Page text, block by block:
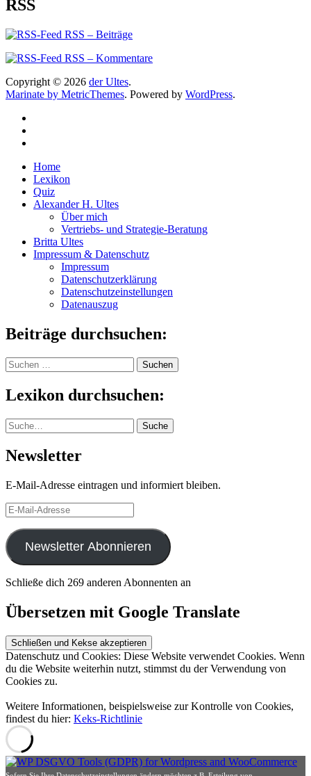
RSS
RSS – Beiträge
RSS – Kommentare
Copyright © 2026 der Ultes.
Marinate by MetricThemes. Powered by WordPress.
Home
Lexikon
Quiz
Alexander H. Ultes
Über mich
Vertriebs- und Strategie-Beratung
Britta Ultes
Impressum & Datenschutz
Impressum
Datenschutzerklärung
Datenschutzeinstellungen
Datenauszug
Beiträge durchsuchen:
Suchen
nach:
Lexikon durchsuchen:
Suche Suche
Newsletter
E-Mail-Adresse eintragen und informiert bleiben.
E-
Mail-
Adresse
Newsletter Abonnieren
Schließe dich 269 anderen Abonnenten an
Übersetzen mit Google Translate
Datenschutz und Cookies: Diese Website verwendet Cookies. Wenn
du die Website weiterhin nutzt, stimmst du der Verwendung von
Cookies zu.
Weitere Informationen, beispielsweise zur Kontrolle von Cookies,
findest du hier: Keks-Richtlinie